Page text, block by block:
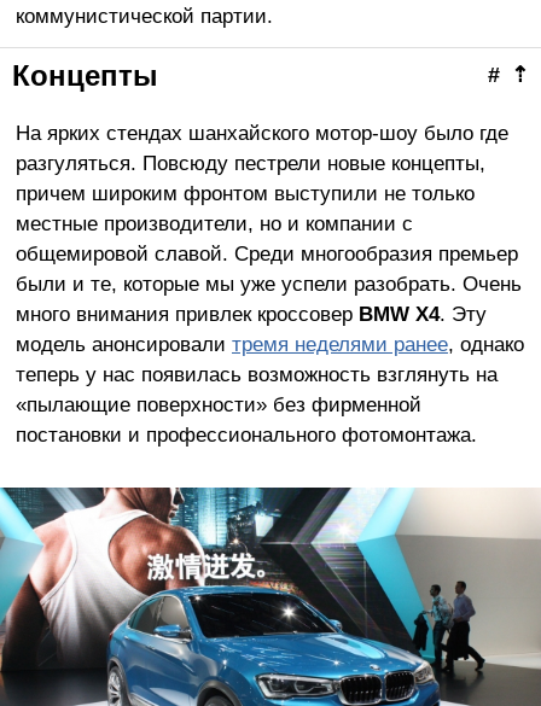
коммунистической партии.
⇡
#
Концепты
На ярких стендах шанхайского мотор-шоу было где
разгуляться. Повсюду пестрели новые концепты,
причем широким фронтом выступили не только
местные производители, но и компании с
общемировой славой. Среди многообразия премьер
были и те, которые мы уже успели разобрать. Очень
много внимания привлек кроссовер BMW X4. Эту
модель анонсировали тремя неделями ранее, однако
теперь у нас появилась возможность взглянуть на
«пылающие поверхности» без фирменной
постановки и профессионального фотомонтажа.